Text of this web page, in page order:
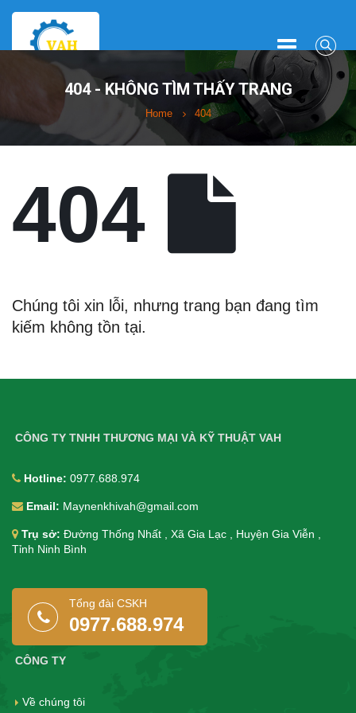
404 - KHÔNG TÌM THẤY TRANG
Home 404
404
Chúng tôi xin lỗi, nhưng trang bạn đang tìm
kiếm không tồn tại.
CÔNG TY TNHH THƯƠNG MẠI VÀ KỸ THUẬT VAH
Hotline: 0977.688.974
Email: Maynenkhivah@gmail.com
Trụ sở: Đường Thống Nhất , Xã Gia Lạc , Huyện Gia Viễn ,
Tỉnh Ninh Bình
Tổng đài CSKH
0977.688.974
CÔNG TY
Về chúng tôi